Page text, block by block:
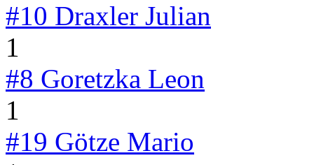
#10 Draxler Julian
1
#8 Goretzka Leon
1
#19 Götze Mario